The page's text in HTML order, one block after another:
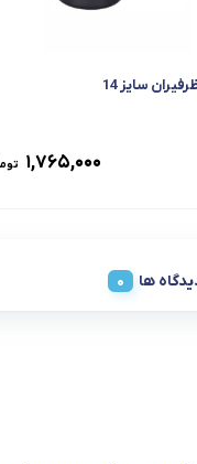
سایز 14
۱,۷۶۵,۰۰۰
ها